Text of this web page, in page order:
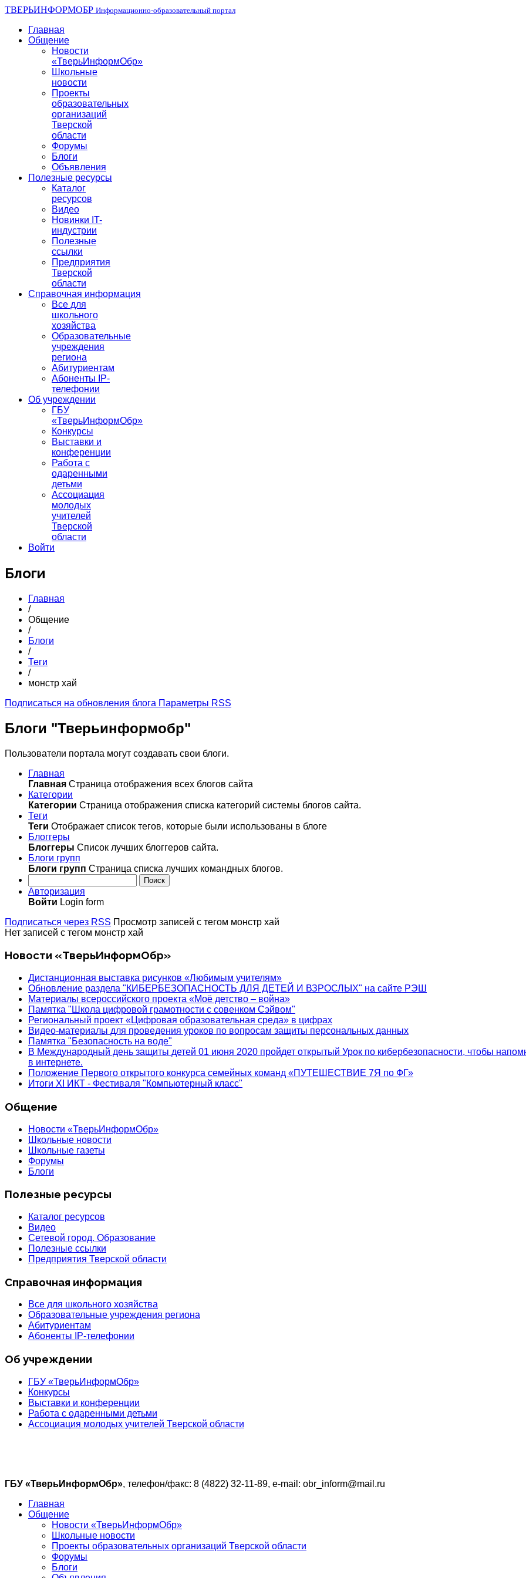
ТВЕРЬИНФОРМОБР Информационно-образовательный портал
Главная
Общение
Новости
«ТверьИнформОбр»
Школьные
новости
Проекты
образовательных
организаций
Тверской
области
Форумы
Блоги
Объявления
Полезные ресурсы
Каталог
ресурсов
Видео
Новинки IT-
индустрии
Полезные
ссылки
Предприятия
Тверской
области
Справочная информация
Все для
школьного
хозяйства
Образовательные
учреждения
региона
Абитуриентам
Абоненты IP-
телефонии
Об учреждении
ГБУ
«ТверьИнформОбр»
Конкурсы
Выставки и
конференции
Работа с
одаренными
детьми
Ассоциация
молодых
учителей
Тверской
области
Войти
Блоги
Главная
/
Общение
/
Блоги
/
Теги
/
монстр хай
Подписаться на обновления блога Параметры RSS
Блоги "Тверьинформобр"
Пользователи портала могут создавать свои блоги.
Главная
Главная Страница отображения всех блогов сайта
Категории
Категории Страница отображения списка категорий системы блогов сайта.
Теги
Теги Отображает список тегов, которые были использованы в блоге
Блоггеры
Блоггеры Список лучших блоггеров сайта.
Блоги групп
Блоги групп Страница списка лучших командных блогов.
Поиск
Авторизация
Войти Login form
Подписаться через RSS Просмотр записей с тегом монстр хай
Нет записей с тегом монстр хай
Новости «ТверьИнформОбр»
Дистанционная выставка рисунков «Любимым учителям»
Обновление раздела "КИБЕРБЕЗОПАСНОСТЬ ДЛЯ ДЕТЕЙ И ВЗРОСЛЫХ" на сайте РЭШ
Материалы всероссийского проекта «Моё детство – война»
Памятка "Школа цифровой грамотности с совенком Сэйвом"
Региональный проект «Цифровая образовательная среда» в цифрах
Видео-материалы для проведения уроков по вопросам защиты персональных данных
Памятка "Безопасность на воде"
В Международный день защиты детей 01 июня 2020 пройдет открытый Урок по кибербезопасности, чтобы
в интернете.
Положение Первого открытого конкурса семейных команд «ПУТЕШЕСТВИЕ 7Я по ФГ»
Итоги XI ИКТ - Фестиваля "Компьютерный класс"
Общение
Новости «ТверьИнформОбр»
Школьные новости
Школьные газеты
Форумы
Блоги
Полезные ресурсы
Каталог ресурсов
Видео
Сетевой город. Образование
Полезные ссылки
Предприятия Тверской области
Справочная информация
Все для школьного хозяйства
Образовательные учреждения региона
Абитуриентам
Абоненты IP-телефонии
Об учреждении
ГБУ «ТверьИнформОбр»
Конкурсы
Выставки и конференции
Работа с одаренными детьми
Ассоциация молодых учителей Тверской области
ГБУ «ТверьИнформОбр», телефон/факс: 8 (4822) 32-11-89, e-mail: obr_inform@mail.ru
Главная
Общение
Новости «ТверьИнформОбр»
Школьные новости
Проекты образовательных организаций Тверской области
Форумы
Блоги